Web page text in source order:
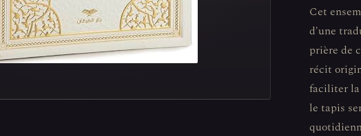
Cet
d'une
prière de
récit
faciliter la
le tapis